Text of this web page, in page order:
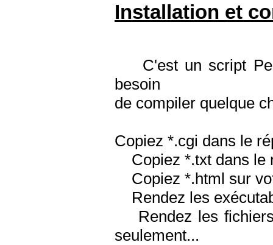
Installation et
C'est un script
besoin
de compiler quelque
Copiez *.cgi dans le
Copiez *.txt dans le
Copiez *.html sur
Rendez les
Rendez les fichiers
seulement...